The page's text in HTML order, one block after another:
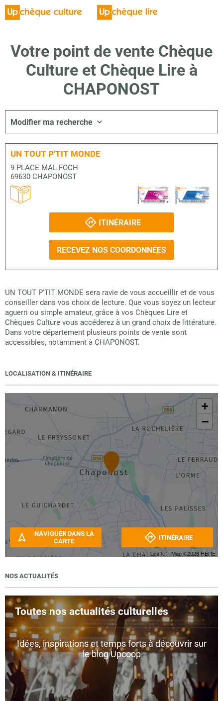
Votre point de vente Chèque
Culture et Chèque Lire à
CHAPONOST
Modifier ma recherche
UN TOUT P'TIT MONDE
9 PLACE MAL FOCH
69630 CHAPONOST
ITINÉRAIRE
RECEVEZ NOS COORDONNÉES
UN TOUT P'TIT MONDE sera ravie de vous accueillir et de vous
conseiller dans vos choix de lecture. Que vous soyez un lecteur
aguerri ou simple amateur, grâce à vos Chèques Lire et
Chèques Culture vous accéderez à un grand choix de littérature.
Dans votre département plusieurs points de vente sont
accessibles, notamment à CHAPONOST.
LOCALISATION & ITINÉRAIRE
+
−
Leaflet | Map ©2026 HERE
NAVIGUER DANS LA
CARTE
ITINÉRAIRE
NOS ACTUALITÉS
Toutes nos actualités culturelles
Idées, inspirations et temps forts à découvrir sur
le blog Upcoop